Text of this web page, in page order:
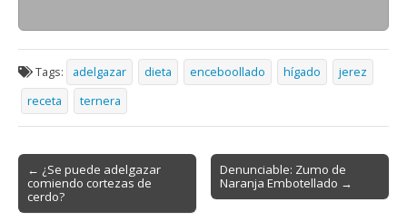
Tags: adelgazar dieta enceboollado hígado
jerez
receta
ternera
Post
navigation
← ¿Se puede adelgazar
comiendo cortezas de
cerdo?
Denunciable: Zumo de
Naranja Embotellado →